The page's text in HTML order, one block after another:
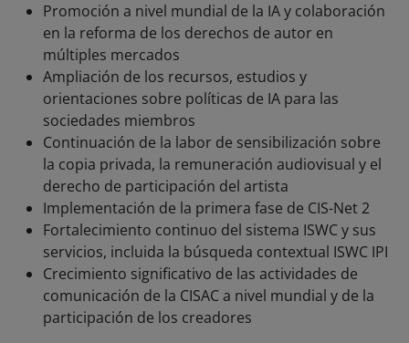
Promoción a nivel mundial de la IA y colaboración
en la reforma de los derechos de autor en
múltiples mercados
Ampliación de los recursos, estudios y
orientaciones sobre políticas de IA para las
sociedades miembros
Continuación de la labor de sensibilización sobre
la copia privada, la remuneración audiovisual y el
derecho de participación del artista
Implementación de la primera fase de CIS-Net 2
Fortalecimiento continuo del sistema ISWC y sus
servicios, incluida la búsqueda contextual ISWC IPI
Crecimiento significativo de las actividades de
comunicación de la CISAC a nivel mundial y de la
participación de los creadores